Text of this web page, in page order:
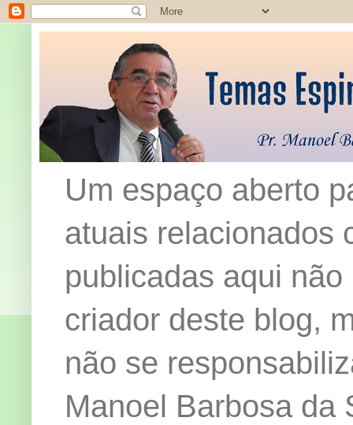
Um espaço aberto
atuais relacionados
publicadas aqui
criador deste blog,
não se
Manoel Barbosa da